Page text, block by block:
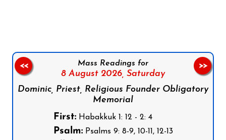
Mass Readings for
8 August 2026, Saturday
Dominic, Priest, Religious Founder Obligatory
Memorial
First:Habakkuk 1: 12 - 2: 4
Psalm:Psalms 9: 8-9, 10-11, 12-13
<< >>